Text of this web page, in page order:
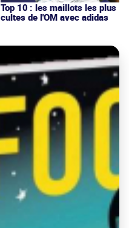
Top 10 : les maillots les plus
cultes de l'OM avec adidas